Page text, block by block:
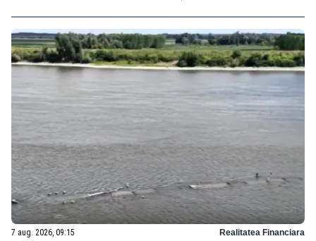
7 aug. 2026, 09:15 Realitatea Financiara